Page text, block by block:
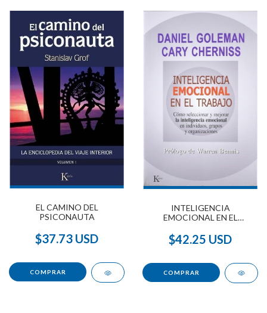
EL CAMINO DEL
PSICONAUTA
$37.73 USD
INTELIGENCIA
EMOCIONAL EN EL
$42.25 USD